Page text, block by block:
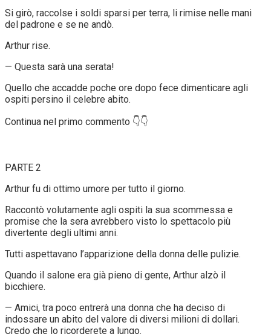
Si girò, raccolse i soldi sparsi per terra, li rimise nelle mani
del padrone e se ne andò.
Arthur rise.
— Questa sarà una serata!
Quello che accadde poche ore dopo fece dimenticare agli
ospiti persino il celebre abito.
Continua nel primo commento 👇👇
PARTE 2
Arthur fu di ottimo umore per tutto il giorno.
Raccontò volutamente agli ospiti la sua scommessa e
promise che la sera avrebbero visto lo spettacolo più
divertente degli ultimi anni.
Tutti aspettavano l’apparizione della donna delle pulizie.
Quando il salone era già pieno di gente, Arthur alzò il
bicchiere.
— Amici, tra poco entrerà una donna che ha deciso di
indossare un abito del valore di diversi milioni di dollari.
Credo che lo ricorderete a lungo.